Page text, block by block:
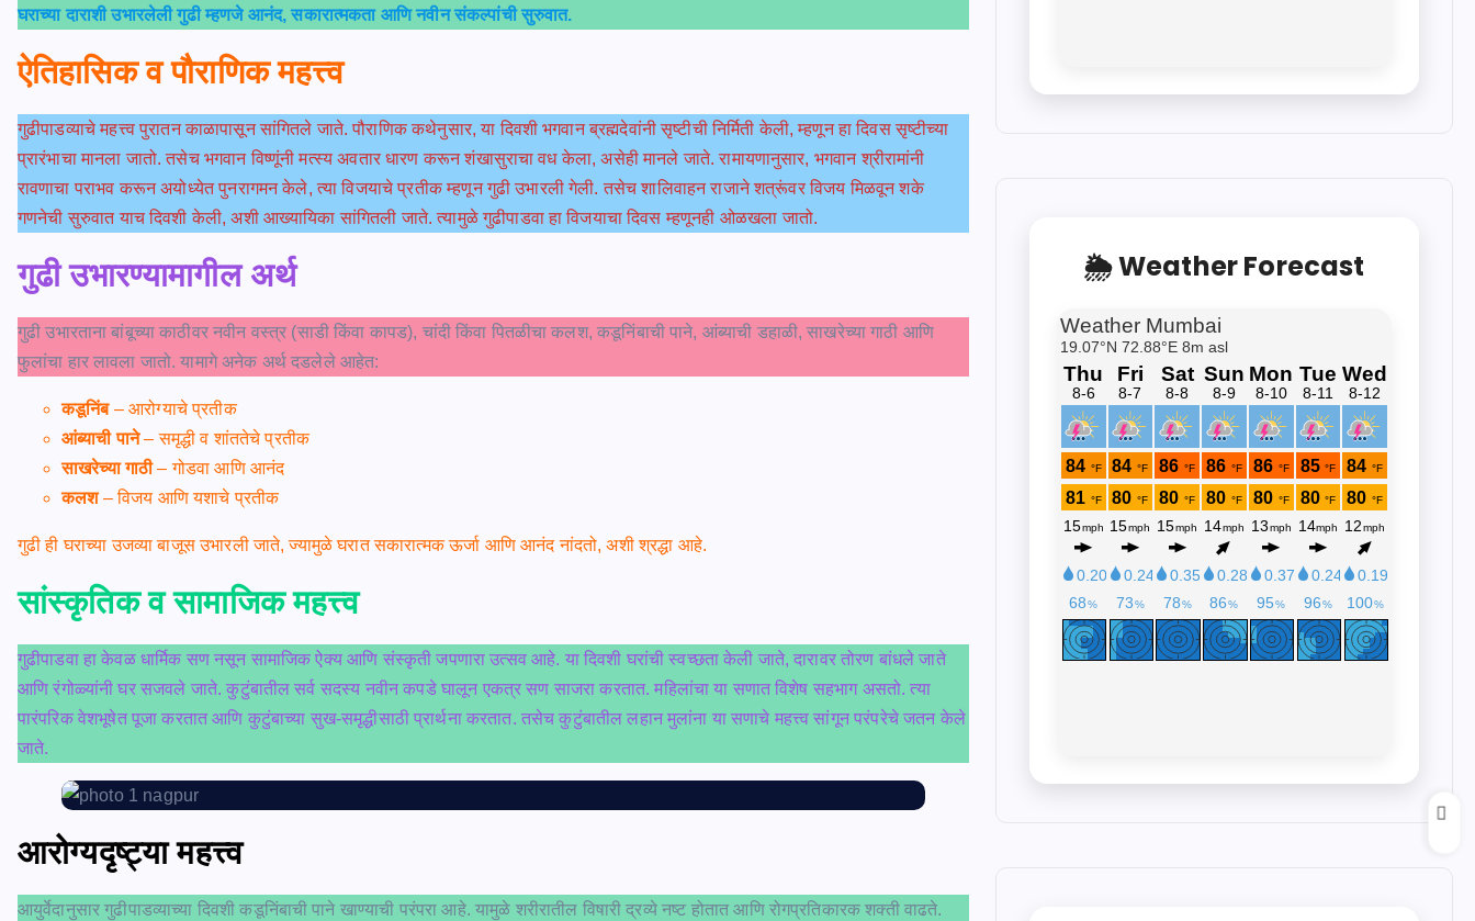
घराच्या दाराशी उभारलेली गुढी म्हणजे आनंद, सकारात्मकता आणि नवीन संकल्पांची सुरुवात.
ऐतिहासिक व पौराणिक महत्त्व
गुढीपाडव्याचे महत्त्व पुरातन काळापासून सांगितले जाते. पौराणिक कथेनुसार, या दिवशी भगवान ब्रह्मदेवांनी सृष्टीची निर्मिती केली, म्हणून हा दिवस सृष्टीच्या
प्रारंभाचा मानला जातो. तसेच भगवान विष्णूंनी मत्स्य अवतार धारण करून शंखासुराचा वध केला, असेही मानले जाते. रामायणानुसार, भगवान श्रीरामांनी
रावणाचा पराभव करून अयोध्येत पुनरागमन केले, त्या विजयाचे प्रतीक म्हणून गुढी उभारली गेली. तसेच शालिवाहन राजाने शत्रूंवर विजय मिळवून शके
गणनेची सुरुवात याच दिवशी केली, अशी आख्यायिका सांगितली जाते. त्यामुळे गुढीपाडवा हा विजयाचा दिवस म्हणूनही ओळखला जातो.
गुढी उभारण्यामागील अर्थ
गुढी उभारताना बांबूच्या काठीवर नवीन वस्त्र (साडी किंवा कापड), चांदी किंवा पितळीचा कलश, कडूनिंबाची पाने, आंब्याची डहाळी, साखरेच्या गाठी आणि
फुलांचा हार लावला जातो. यामागे अनेक अर्थ दडलेले आहेत:
कडूनिंब– आरोग्याचे प्रतीक
आंब्याची पाने– समृद्धी व शांततेचे प्रतीक
साखरेच्या गाठी– गोडवा आणि आनंद
कलश– विजय आणि यशाचे प्रतीक
गुढी ही घराच्या उजव्या बाजूस उभारली जाते, ज्यामुळे घरात सकारात्मक ऊर्जा आणि आनंद नांदतो, अशी श्रद्धा आहे.
सांस्कृतिक व सामाजिक महत्त्व
गुढीपाडवा हा केवळ धार्मिक सण नसून सामाजिक ऐक्य आणि संस्कृती जपणारा उत्सव आहे. या दिवशी घरांची स्वच्छता केली जाते, दारावर तोरण बांधले जाते
आणि रंगोळ्यांनी घर सजवले जाते. कुटुंबातील सर्व सदस्य नवीन कपडे घालून एकत्र सण साजरा करतात. महिलांचा या सणात विशेष सहभाग असतो. त्या
पारंपरिक वेशभूषेत पूजा करतात आणि कुटुंबाच्या सुख-समृद्धीसाठी प्रार्थना करतात. तसेच कुटुंबातील लहान मुलांना या सणाचे महत्त्व सांगून परंपरेचे जतन केले
जाते.
आरोग्यदृष्ट्या महत्त्व
आयुर्वेदानुसार गुढीपाडव्याच्या दिवशी कडूनिंबाची पाने खाण्याची परंपरा आहे. यामुळे शरीरातील विषारी द्रव्ये नष्ट होतात आणि रोगप्रतिकारक शक्ती वाढते.
🌦 Weather Forecast